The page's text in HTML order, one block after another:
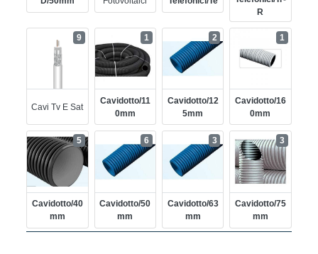
R
Cavi Tv E Sat
9
Cavidotto/11
0mm
1
Cavidotto/12
5mm
2
Cavidotto/16
0mm
1
Cavidotto/40
Mm
5
Cavidotto/50
Mm
6
Cavidotto/63
Mm
3
Cavidotto/75
Mm
3